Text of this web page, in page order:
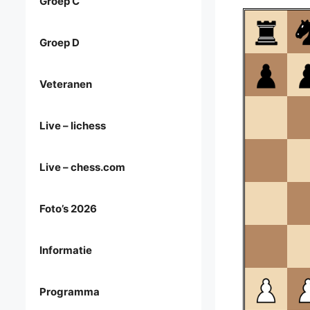
Groep D
Veteranen
Live – lichess
Live – chess.com
Foto’s 2026
Informatie
Programma